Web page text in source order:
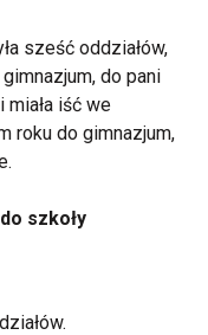
sześć oddziałów,
gimnazjum, do pani
miała iść we
roku do gimnazjum,
szkoły